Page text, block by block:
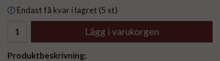
Endast få kvar i lagret (5 st)
Lägg i varukorgen
Produktbeskrivning: